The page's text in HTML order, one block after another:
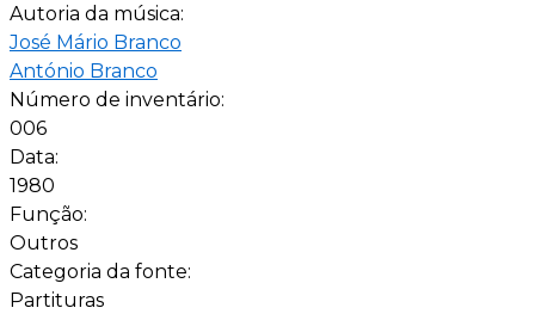
Autoria da música:
José Mário Branco
António Branco
Número de inventário:
006
Data:
1980
Função:
Outros
Categoria da fonte:
Partituras